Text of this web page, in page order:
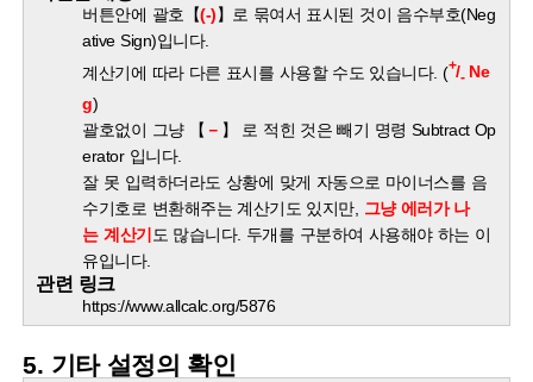
버튼안에 괄호【(-)】로 묶여서 표시된 것이 음수부호(Neg
ative Sign)입니다.
계산기에 따라 다른 표시를 사용할 수도 있습니다. (+/- Ne
g)
괄호없이 그냥 【 － 】 로 적힌 것은 빼기 명령 Subtract Op
erator 입니다.
잘 못 입력하더라도 상황에 맞게 자동으로 마이너스를 음
수기호로 변환해주는 계산기도 있지만, 그냥 에러가 나
는 계산기 도 많습니다. 두개를 구분하여 사용해야 하는 이
유입니다.
관련 링크
https://www.allcalc.org/5876
5. 기타 설정의 확인